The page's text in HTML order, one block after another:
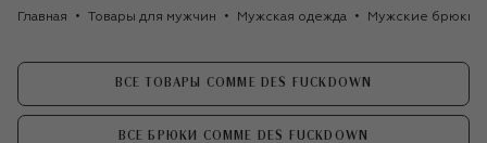
Главная Товары для мужчин Мужская одежда Мужские брюки
ВСЕ ТОВАРЫ COMME DES FUCKDOWN
ВСЕ БРЮКИ COMME DES FUCKDOWN